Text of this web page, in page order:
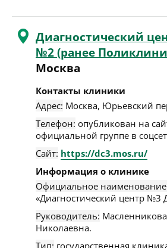
Диагностический
№2 (ранее
Москва
Контакты клиники
Адрес: Москва, Юрьевский
Телефон: опубликован на
официальной группе в
Сайт: https://dc3.mos.ru/
Информация о клинике
Официальное
«Диагностический центр №3
Руководитель:
Николаевна.
Тип: государственная